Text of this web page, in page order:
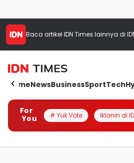
Baca artikel IDN Times lainnya di
HomeNewsBusinessSportTech
For
You
# Yuk Vote Iklanin di